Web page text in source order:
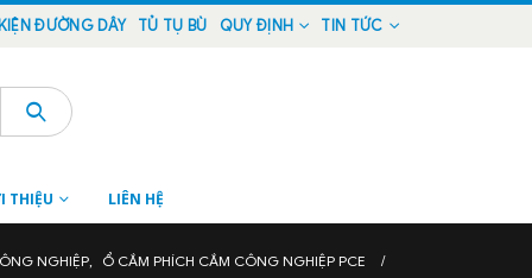
ĐƯỜNG DÂY TỦ TỤ BÙ QUY ĐỊNH TIN TỨC
THIỆU LIÊN HỆ
NGHIỆP, Ổ CẮM PHÍCH CẮM CÔNG NGHIỆP PCE